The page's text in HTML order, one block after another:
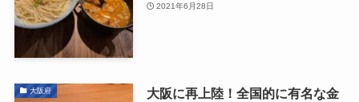
2021年6月28日
大阪府
大阪に再上陸！全国的に有名な金